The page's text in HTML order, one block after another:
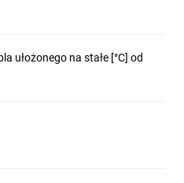
ułożonego na stałe [°C] od